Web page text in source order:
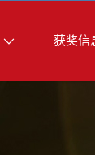
获奖信